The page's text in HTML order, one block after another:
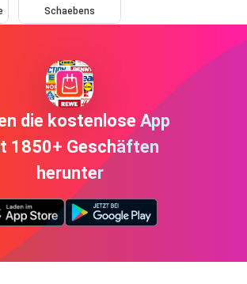
Schaebens
die kostenlose App
1850+ Geschäften
herunter